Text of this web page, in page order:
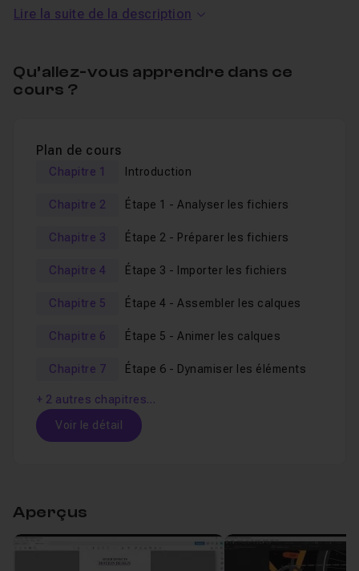
fichier source de cette formation.
Au programme de cette
L'analysedes fichiers et leurs spécificités,
La préparationdes fichiers via Illustrator ou After
conseillé !
L'importation
des fichiers et leurs créations,
Le dynamisme
des éléments de véhicule,
L'intégration dans un environnement graphique,
La démonstration
retranscription.
d’entraidede ce cours pour répondre à vos questions.
vous sera proposé en fin de formation et vous
Lire la suite de la description
Qu’allez-vous apprendre dans ce
cours ?
Plan de cours
Chapitre 1 Introduction
Chapitre 2 Étape 1 - Analyser les fichiers
Chapitre 3 Étape 2 - Préparer les fichiers
Chapitre 4 Étape 3 - Importer les fichiers
Chapitre 5 Étape 4 - Assembler les calques
Chapitre 6 Étape 5 - Animer les calques
Chapitre 7 Étape 6 - Dynamiser les éléments
+ 2 autres chapitres…
Voir le détail
Aperçus